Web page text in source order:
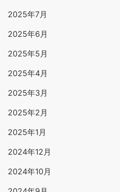
2025年7月
2025年6月
2025年5月
2025年4月
2025年3月
2025年2月
2025年1月
2024年12月
2024年10月